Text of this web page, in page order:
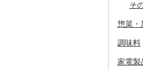
ド
そ
ノ
そ
ア
そ
煎
羊
そ
惣菜・
惣菜
カ
調味料
砂
家電製